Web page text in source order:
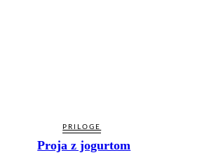
PRILOGE
Proja z jogurtom